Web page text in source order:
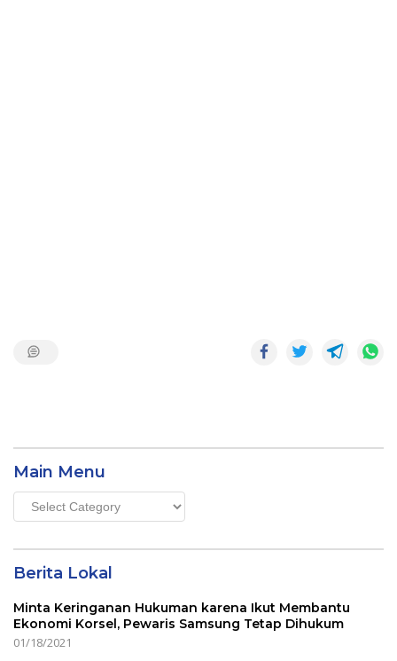
Main Menu
Main
Menu
Berita Lokal
Minta Keringanan Hukuman karena Ikut Membantu
Ekonomi Korsel, Pewaris Samsung Tetap Dihukum
01/18/2021